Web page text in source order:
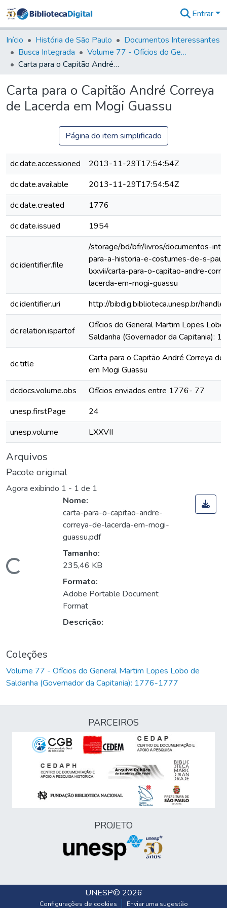
&
Coleções
Tudo na
Biblioteca
Estatísticas
Entrar
Início História de São Paulo
Documentos Interessantes
Busca Integrada
Volume 77 - Ofícios do General Martim Lopes Lobo de Saldanha (Governador da Capitania): 1776-1777
Carta para o Capitão André Correya de Lacerda em Mogi Guassu
Carta para o Capitão André Correya
de Lacerda em Mogi Guassu
Página do item simplificado
dc.date.accessioned
2013-11-29T17:54:54Z
dc.date.available
2013-11-29T17:54:54Z
dc.date.created
1776
dc.date.issued
1954
dc.identifier.file
/storage/bd/bfr/livros/documentos-
para-a-historia-e-costumes-de-s-
lxxvii/carta-para-o-capitao-andre-
lacerda-em-mogi-guassu
dc.identifier.uri
http://bibdig.biblioteca.unesp.br/
dc.relation.ispartof
Ofícios do General Martim Lopes Lobo
Saldanha (Governador da Capitania):
dc.title
Carta para o Capitão André Correya de
em Mogi Guassu
dcdocs.volume.obs
Ofícios enviados entre 1776- 77
unesp.firstPage
24
unesp.volume
LXXVII
Arquivos
Pacote original
Agora exibindo 1 - 1 de 1
Carregando...
Nome:
carta-para-o-capitao-andre-
correya-de-lacerda-em-mogi-
guassu.pdf
Tamanho:
235,46 KB
Formato:
Adobe Portable Document
Format
Descrição:
Coleções
Volume 77 - Ofícios do General Martim Lopes Lobo de
Saldanha (Governador da Capitania): 1776-1777
PARCEIROS
PROJETO
UNESP© 2026
Configurações de cookies Enviar uma sugestão